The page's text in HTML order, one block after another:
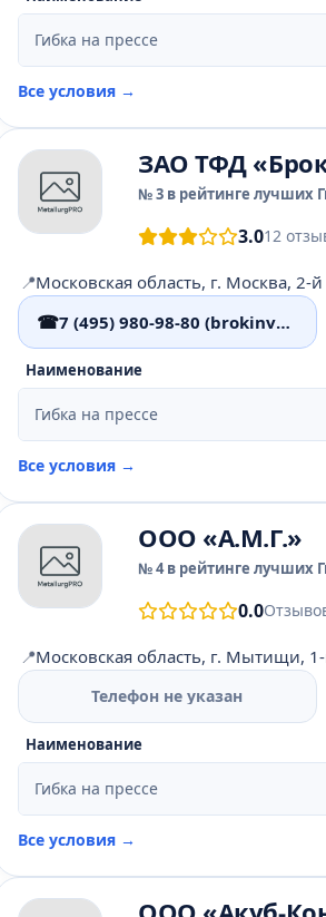
Гибка на прессе
Все условия →
ЗАО ТФД
№ 3 в рейтинге лучших
3.012
📍Московская область, г. Москва,
☎ 7 (495) 980-98-80 (brokinvest.ru)
Наименование
Гибка на прессе
Все условия →
ООО «А.М.Г.»
№ 4 в рейтинге лучших
0.0
📍Московская область, г. Мытищи,
Телефон не указан
Наименование
Гибка на прессе
Все условия →